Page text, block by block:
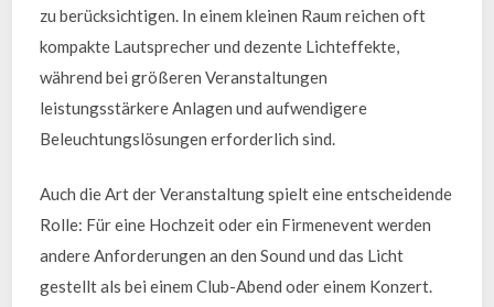
zu berücksichtigen. In einem kleinen Raum reichen oft
kompakte Lautsprecher und dezente Lichteffekte,
während bei größeren Veranstaltungen
leistungsstärkere Anlagen und aufwendigere
Beleuchtungslösungen erforderlich sind.
Auch die Art der Veranstaltung spielt eine entscheidende
Rolle: Für eine Hochzeit oder ein Firmenevent werden
andere Anforderungen an den Sound und das Licht
gestellt als bei einem Club-Abend oder einem Konzert.